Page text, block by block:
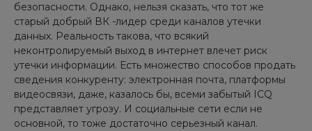
безопасности. Однако, нельзя сказать, что тот же
старый добрый ВК -лидер среди каналов утечки
данных. Реальность такова, что всякий
неконтролируемый выход в интернет влечет риск
утечки информации. Есть множество способов продать
сведения конкуренту: электронная почта, платформы
видеосвязи, даже, казалось бы, всеми забытый ICQ
представляет угрозу. И социальные сети если не
основной, то тоже достаточно серьезный канал.